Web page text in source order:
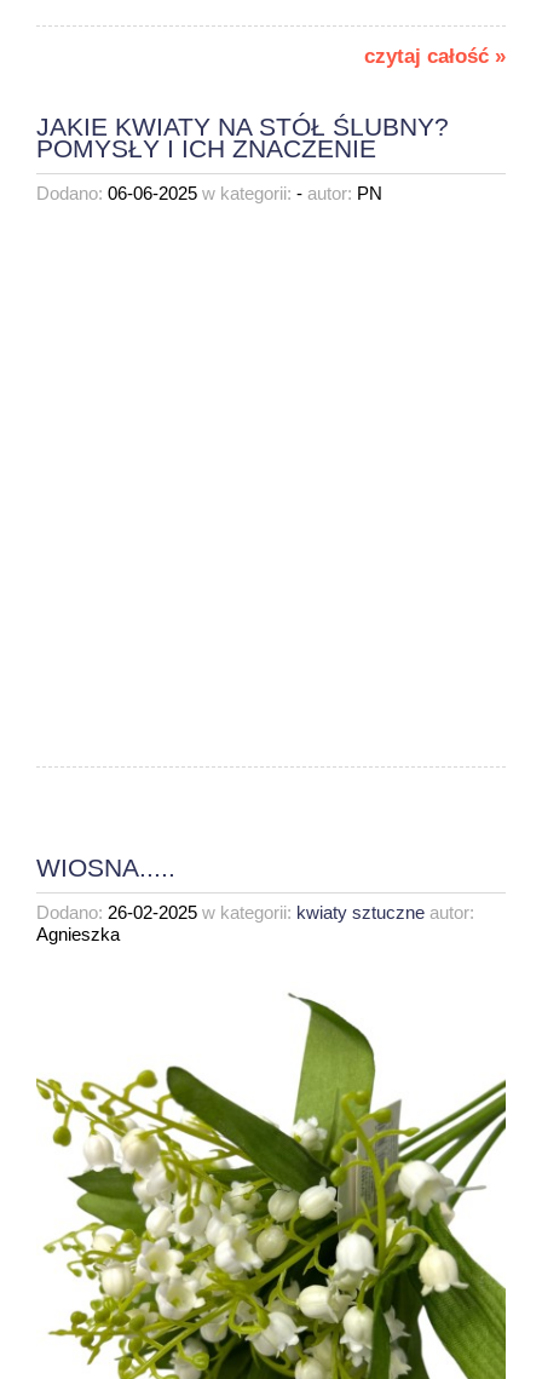
czytaj całość »
JAKIE KWIATY NA STÓŁ ŚLUBNY?
POMYSŁY I ICH ZNACZENIE
Dodano: 06-06-2025 w kategorii: - autor: PN
WIOSNA.....
Dodano: 26-02-2025 w kategorii: kwiaty sztuczne autor:
Agnieszka